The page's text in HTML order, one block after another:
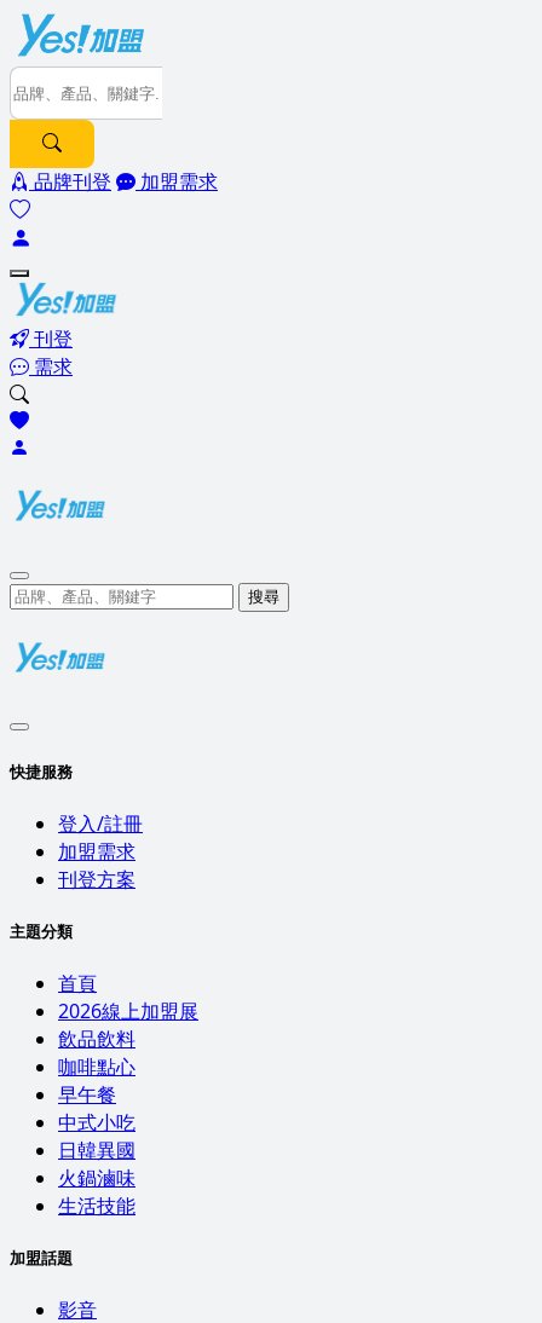
品牌刊登 加盟需求
刊登
需求
搜尋
快捷服務
登入/註冊
加盟需求
刊登方案
主題分類
首頁
2026線上加盟展
飲品飲料
咖啡點心
早午餐
中式小吃
日韓異國
火鍋滷味
生活技能
加盟話題
影音